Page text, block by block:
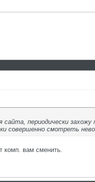
сайта, периодически
совершенно смотреть
комп. вам сменить.